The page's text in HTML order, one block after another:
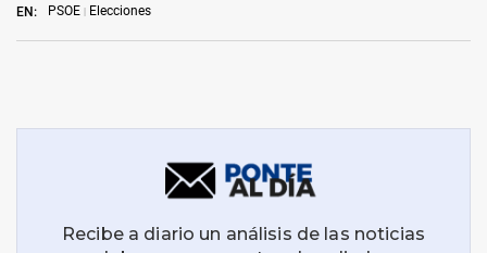
EN: PSOE Elecciones